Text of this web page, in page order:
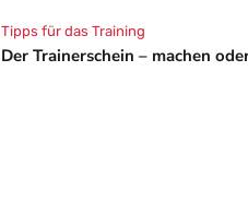
Der Trainerschein – machen
Tipps für das Training